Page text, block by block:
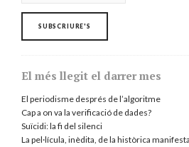
El més llegit el darrer mes
El periodisme després de l’algoritme
Cap a on va la verificació de dades?
Suïcidi: la fi del silenci
La pel·lícula, inèdita, de la històrica